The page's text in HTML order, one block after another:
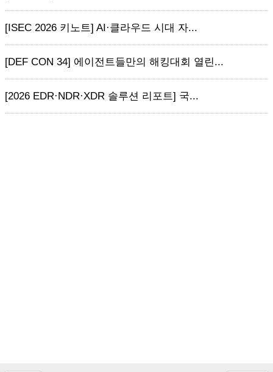
[ISEC 2026 키노트] AI·클라우드 시대 자...
[DEF CON 34] 에이전트들만의 해킹대회 열린...
[2026 EDR·NDR·XDR 솔루션 리포트] 국...